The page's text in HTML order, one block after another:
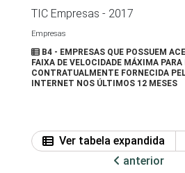
TIC Empresas - 2017
Empresas
B4 - EMPRESAS QUE POSSUEM
FAIXA DE VELOCIDADE MÁXIMA PARA
CONTRATUALMENTE FORNECIDA
INTERNET NOS ÚLTIMOS 12 MESES
Ver tabela expandida
anterior